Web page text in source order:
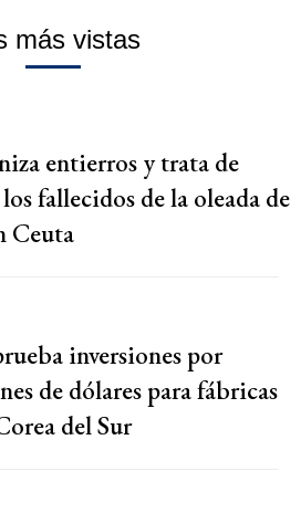
más vistas
entierros y trata de
fallecidos de la oleada de
Ceuta
inversiones por
de dólares para fábricas
del Sur